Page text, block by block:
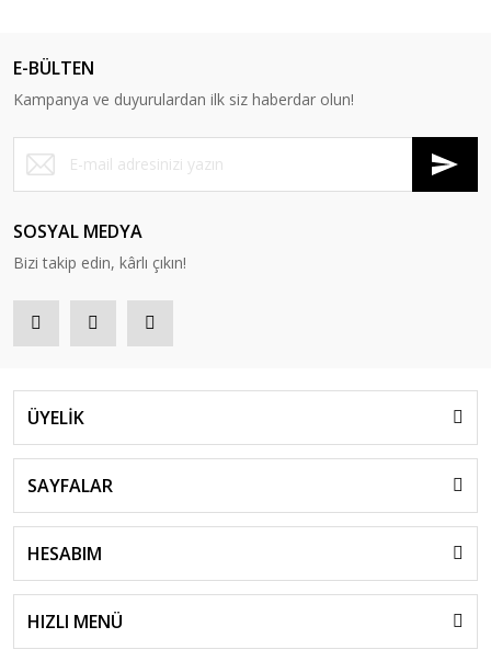
E-BÜLTEN
Kampanya ve duyurulardan ilk siz haberdar olun!
SOSYAL MEDYA
Bizi takip edin, kârlı çıkın!
ÜYELİK
SAYFALAR
HESABIM
HIZLI MENÜ